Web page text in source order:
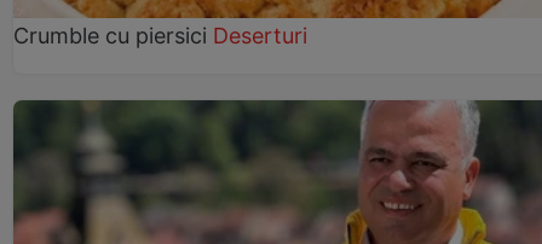
Crumble cu piersici Deserturi